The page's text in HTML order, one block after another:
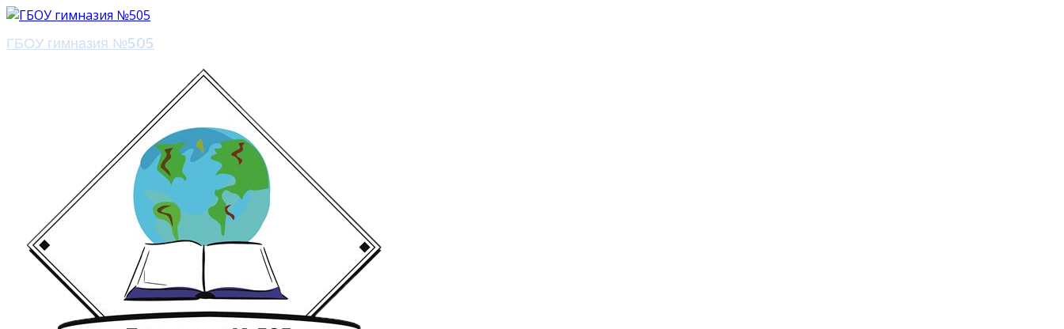
ГБОУ гимназия №505